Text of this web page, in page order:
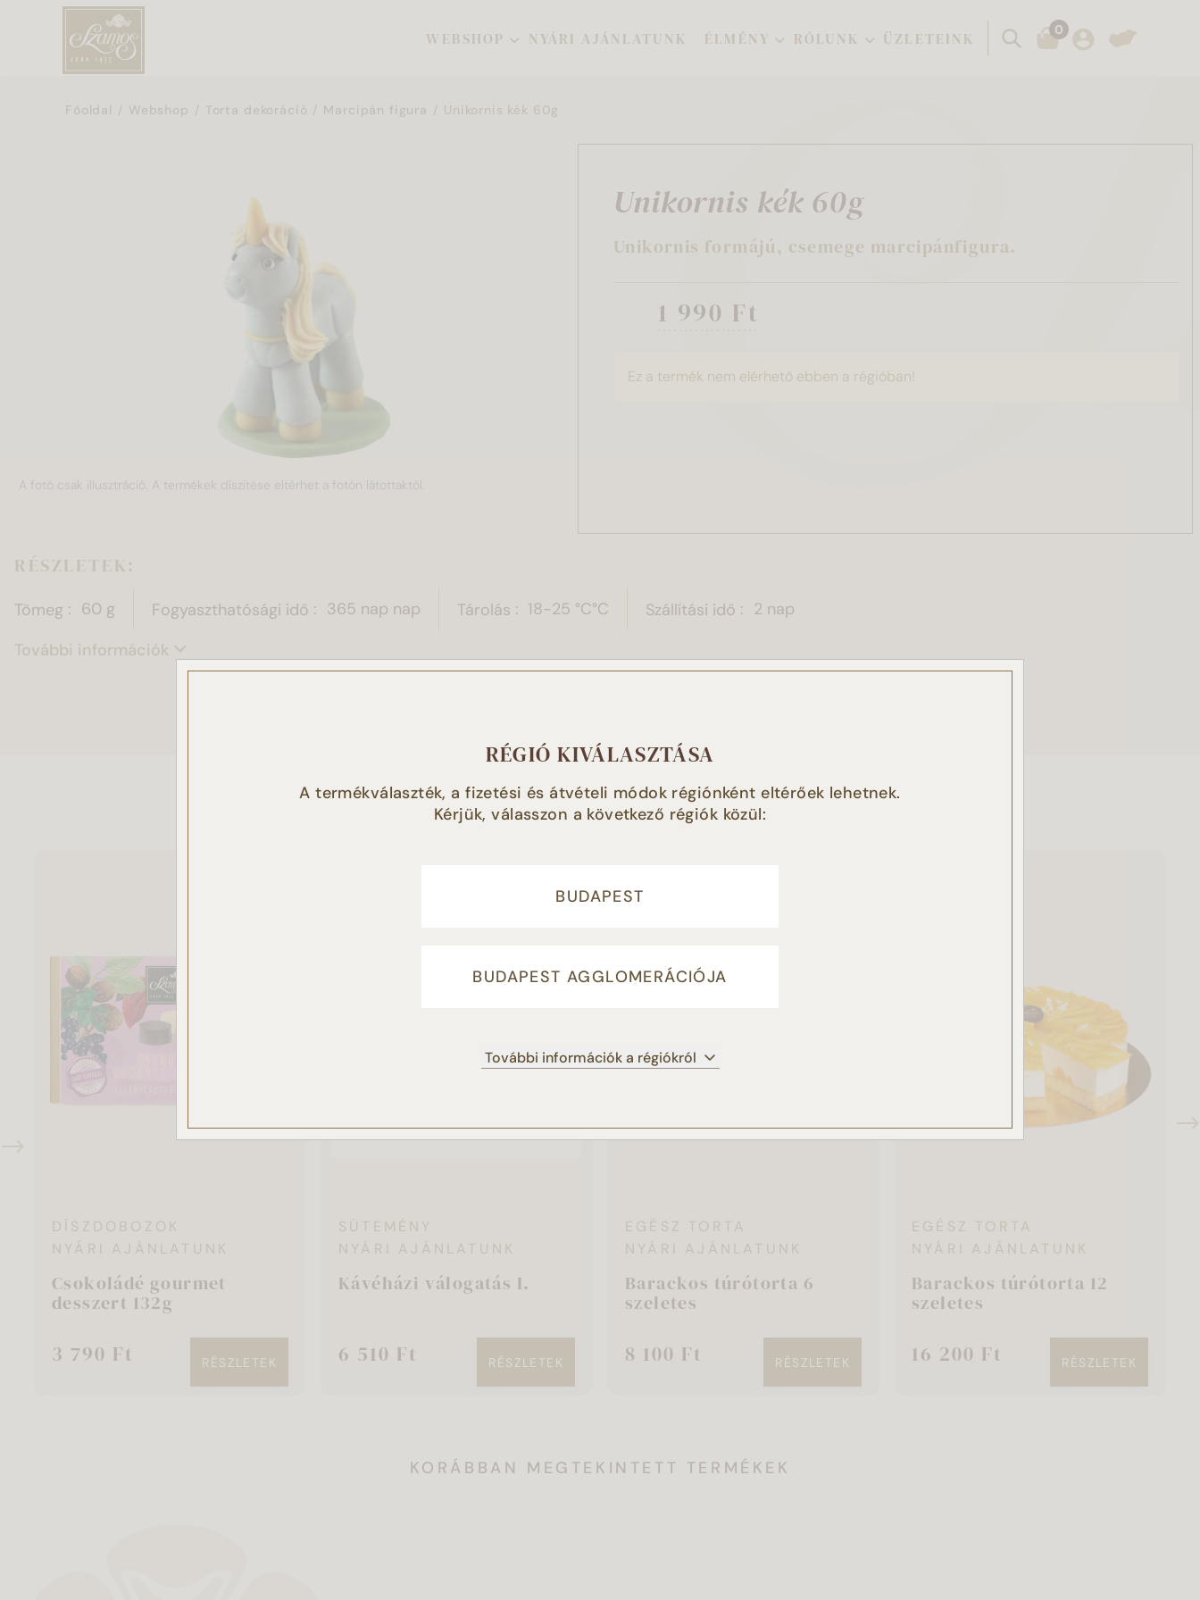
WEBSHOP NYÁRI AJÁNLATUNK ÉLMÉNY RÓLUNK ÜZLETEINK Keresés0
Főoldal Webshop Torta dekoráció Marcipán figura Unikornis kék 60g
A fotó csak illusztráció. A termékek díszítése eltérhet a fotón látottaktól.
Unikornis kék 60g
Unikornis formájú, csemege marcipánfigura.
1 990 Ft
Ez a termék nem elérhető ebben a régióban!
RÉSZLETEK:
Tömeg 60 g Fogyaszthatósági idő 365 nap nap Tárolás 18-25 °C°C Szállítási idő
2 nap
További információk
HASONLÓ TERMÉKEK
DÍSZDOBOZOK
NYÁRI AJÁNLATUNK
Csokoládé gourmet
desszert 132g
3 790 Ft RÉSZLETEK
SÜTEMÉNY
NYÁRI AJÁNLATUNK
Kávéházi válogatás I.
6 510 Ft RÉSZLETEK
EGÉSZ TORTA
NYÁRI AJÁNLATUNK
Barackos túrótorta 6
szeletes
8 100 Ft RÉSZLETEK
EGÉSZ TORTA
NYÁRI AJÁNLATUNK
Barackos túrótorta 12
szeletes
16 200 Ft RÉSZLETEK
KORÁBBAN MEGTEKINTETT TERMÉKEK
RÉGIÓ KIVÁLASZTÁSA
A termékválaszték, a fizetési és átvételi módok régiónként eltérőek lehetnek.
Kérjük, válasszon a következő régiók közül:
BUDAPEST
BUDAPEST AGGLOMERÁCIÓJA
További információk a régiókról
Ez a weboldal sütiket használ!
látogatóink magasabb szintű kiszolgálásához, a weboldalforgalmunk
elemzéséhez, illetve marketing tevékenységünk támogatása érdekében.
csak a honlap működéshez elengedhetetlenül szükséges sütiket
ELFOGADOM